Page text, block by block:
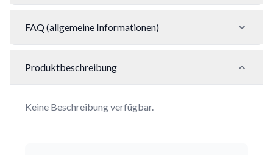
FAQ (allgemeine Informationen)
Produktbeschreibung
Keine Beschreibung verfügbar.